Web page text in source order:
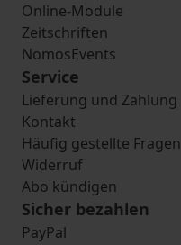
Online-Module
Zeitschriften
NomosEvents
Service
Lieferung und Zahlung
Kontakt
Häufig gestellte Fragen
Widerruf
Abo kündigen
Sicher bezahlen
PayPal